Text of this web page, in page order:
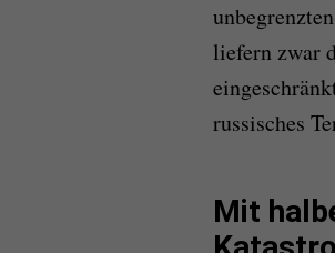
liefern zwar
russisches
Mit